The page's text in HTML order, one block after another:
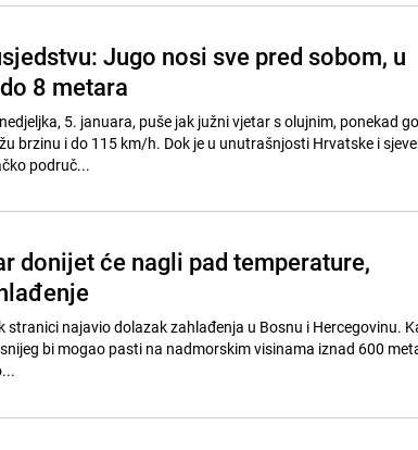
Jugo nosi sve pred sobom, u
8 metara
5. januara, puše jak južni vjetar s olujnim, ponekad
brzinu i do 115 km/h. Dok je u unutrašnjosti Hrvatske i
područ...
donijet će nagli pad temperature,
stranici najavio dolazak zahlađenja u Bosnu i Hercegovinu.
bi mogao pasti na nadmorskim visinama iznad 600